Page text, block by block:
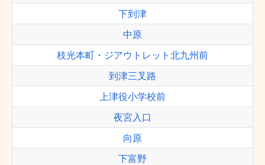
下到津
中原
枝光本町・ジアウトレット北九州前
到津三叉路
上津役小学校前
夜宮入口
向原
下富野